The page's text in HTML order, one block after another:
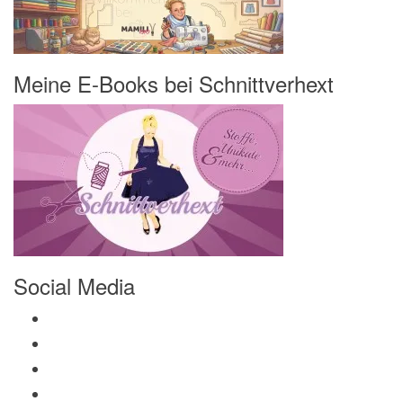
Meine E-Books bei Schnittverhext
Social Media